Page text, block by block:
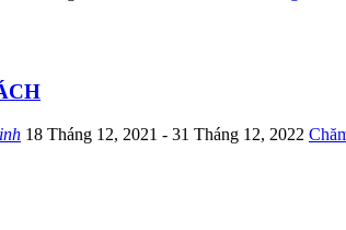
18 Tháng 12, 2021 - 31 Tháng 12, 2022